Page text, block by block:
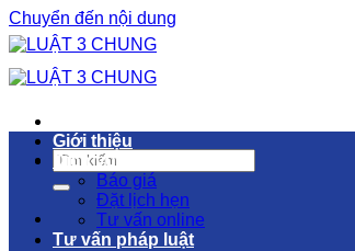
Chuyển đến nội dung
Giới thiệu
Dịch vụ luật sư
Báo giá
Đặt lịch hẹn
Tư vấn online
Tư vấn pháp luật